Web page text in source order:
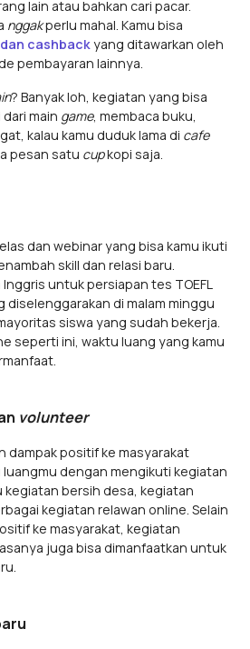
lain atau bahkan cari pacar.
nggakperlu mahal. Kamu bisa
cashbackyang ditawarkan oleh
pembayaran lainnya.
? Banyak loh, kegiatan yang bisa
main game, membaca buku,
kalau kamu duduk lama di cafe
pesan satu cupkopi saja.
dan webinar yang bisa kamu ikuti
skill dan relasi baru.
untuk persiapan tes TOEFL
diselenggarakan di malam minggu
siswa yang sudah bekerja.
seperti ini, waktu luang yang kamu
volunteer
dampak positif ke masyarakat
luangmu dengan mengikuti kegiatan
bersih desa, kegiatan
kegiatan relawan online. Selain
ke masyarakat, kegiatan
juga bisa dimanfaatkan untuk